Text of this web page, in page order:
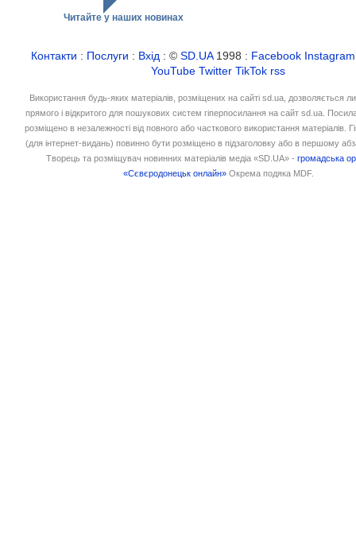
Читайте у наших новинах
Контакти : Послуги : Вхід : ©SD.UA1998 : Facebook Instagram
YouTube Twitter TikTok rss
Використання будь-яких матеріалів, розміщених на сайті sd.ua, дозволяється
прямого і відкритого для пошукових систем гіперпосилання на сайт sd.ua.
розміщено в незалежності від повного або часткового використання матеріалів.
(для інтернет-видань) повинно бути розміщено в підзаголовку або в першому
Творець та розміщувач новинних матеріалів медіа «SD.UA» -громадська
«Сєвєродонецьк онлайн» Окрема подяка MDF.